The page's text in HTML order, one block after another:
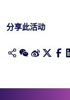
分享此活动